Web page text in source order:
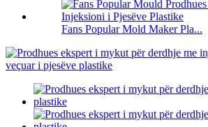
Fans Popular Mold Maker Pla...